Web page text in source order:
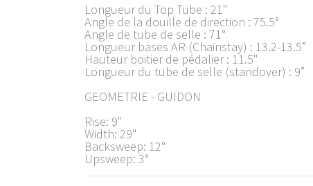
Longueur du Top Tube : 21"
Angle de la douille de direction : 75.5°
Angle de tube de selle : 71°
Longueur bases AR (Chainstay) : 13.2-13.5”
Hauteur boitier de pédalier : 11.5"
Longueur du tube de selle (standover) : 9”
GEOMETRIE - GUIDON
Rise: 9"
Width: 29"
Backsweep: 12°
Upsweep: 3°